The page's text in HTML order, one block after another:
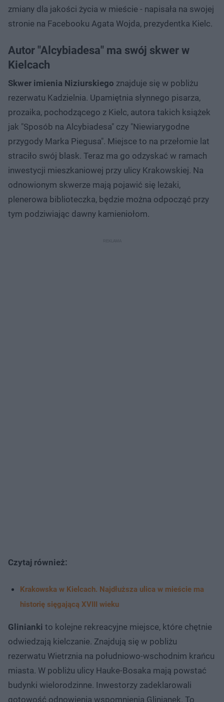
zmiany dla jakości życia w mieście - napisała na swojej
stronie na Facebooku Agata Wojda, prezydentka Kielc.
Autor "Alcybiadesa" ma swój skwer w
Kielcach
Skwer imienia Niziurskiego znajduje się w pobliżu
rezerwatu Kadzielnia. Upamiętnia słynnego pisarza,
prozaika, pochodzącego z Kielc, autora takich książek
jak "Sposób na Alcybiadesa" czy "Niewiarygodne
przygody Marka Piegusa". Miejsce to na przełomie lat
straciło swój blask. Teraz ma go odzyskać w ramach
inwestycji mieszkaniowej przy ulicy Krakowskiej. Na
odnowionym skwerze mają pojawić się leżaki,
plenerowa biblioteczka, będzie można odpocząć przy
tym podziwiając dawny kamieniołom.
Czytaj również:
Krakowska w Kielcach. Najdłuższa ulica w mieście ma
historię sięgającą XVIII wieku
Glinianki to kolejne rekreacyjne miejsce, które chętnie
odwiedzają kielczanie. Znajdują się w pobliżu
rezerwatu Wietrznia na południowo-wschodnim krańcu
miasta. W pobliżu ulicy Hauke-Bosaka mają powstać
budynki wielorodzinne. Inwestorzy zadeklarowali
gotowość odnowienia wspomnienia Glinianek. To